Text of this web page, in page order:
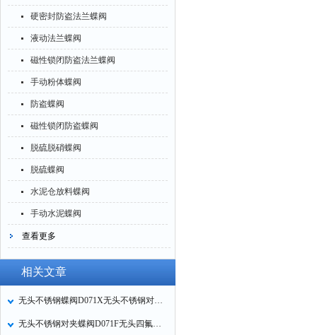
硬密封防盗法兰蝶阀
液动法兰蝶阀
磁性锁闭防盗法兰蝶阀
手动粉体蝶阀
防盗蝶阀
磁性锁闭防盗蝶阀
脱硫脱硝蝶阀
脱硫蝶阀
水泥仓放料蝶阀
手动水泥蝶阀
查看更多
相关文章
无头不锈钢蝶阀D071X无头不锈钢对夹蝶阀安装注意事项
无头不锈钢对夹蝶阀D071F无头四氟不锈钢对夹式蝶阀技术参数